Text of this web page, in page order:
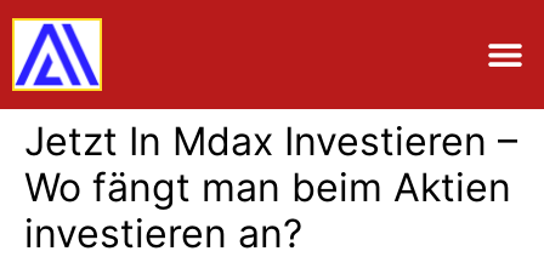
Jetzt In Mdax Investieren –
Wo fängt man beim Aktien
investieren an?